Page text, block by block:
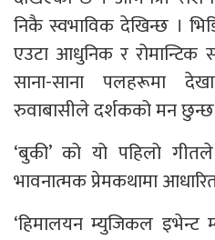
निकै स्वभाविक देखिन्छ ।
एउटा आधुनिक र रोमान्टिक
साना-साना पलहरूमा
रुवाबासीले दर्शकको मन छुन्छ
‘बुकी’ को यो पहिलो
भावनात्मक प्रेमकथामा
‘हिमालयन म्युजिकल इभेन्ट